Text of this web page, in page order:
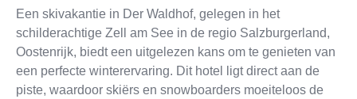
Een skivakantie in Der Waldhof, gelegen in het
schilderachtige Zell am See in de regio Salzburgerland,
Oostenrijk, biedt een uitgelezen kans om te genieten van
een perfecte winterervaring. Dit hotel ligt direct aan de
piste, waardoor skiërs en snowboarders moeiteloos de